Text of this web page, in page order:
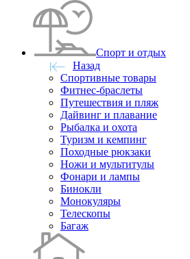
Спорт и отдых
Назад
Спортивные товары
Фитнес-браслеты
Путешествия и пляж
Дайвинг и плавание
Рыбалка и охота
Туризм и кемпинг
Походные рюкзаки
Ножи и мультитулы
Фонари и лампы
Бинокли
Монокуляры
Телескопы
Багаж